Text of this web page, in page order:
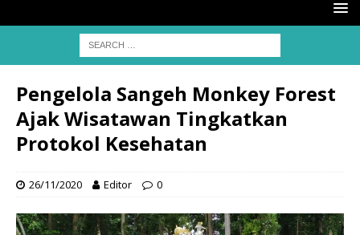
Pengelola Sangeh Monkey Forest
Ajak Wisatawan Tingkatkan
Protokol Kesehatan
26/11/2020 Editor 0